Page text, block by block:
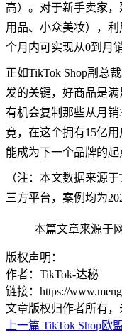
高）。对于新手卖家
用品、小众美妆），
个月内可实现从0到月
正如TikTok Shop副总
发的关键，好商品是
有机会复制那些从月
竟，在这个拥有15亿
能成为下一个品牌的起
（注：本文数据来源
三方平台，案例均为
本篇文章来源于
版权声明：
作者：TikTok-达秘
链接：https://
文章版权归作者所有，
上一篇 TikTok Shop欧